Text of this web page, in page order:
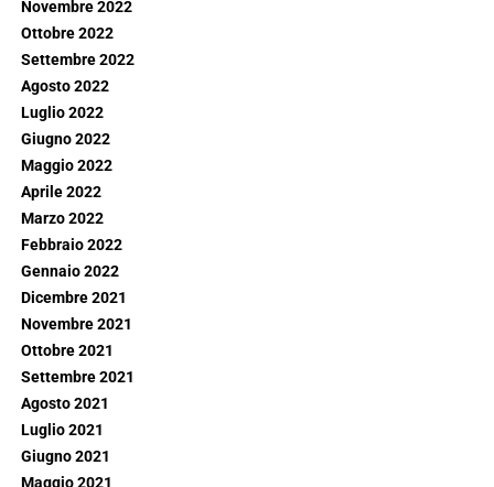
Novembre 2022
Ottobre 2022
Settembre 2022
Agosto 2022
Luglio 2022
Giugno 2022
Maggio 2022
Aprile 2022
Marzo 2022
Febbraio 2022
Gennaio 2022
Dicembre 2021
Novembre 2021
Ottobre 2021
Settembre 2021
Agosto 2021
Luglio 2021
Giugno 2021
Maggio 2021